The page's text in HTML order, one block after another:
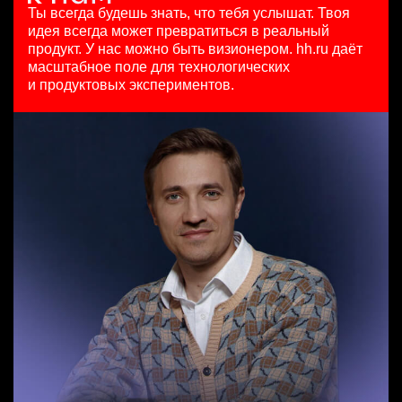
вчера
150000 ₽
Санкт-Петербург
HeadHunter::Коммерческий департамент
Ташкент
Менеджер по продажам в сегменте среднего и крупного
бизнеса
HeadHunter::Телефонные продажи
15 июл. 2026
з/п не указана
Ташкент
Data Scientist в Сетку
HeadHunter::Analytics/Data Science
29 июл. 2026
Москва
Ты всегда будешь знать, что тебя услышат. Твоя
идея всегда может превратиться в реальный
продукт. У нас можно быть визионером. hh.ru даёт
масштабное поле для технологических
и продуктовых экспериментов.